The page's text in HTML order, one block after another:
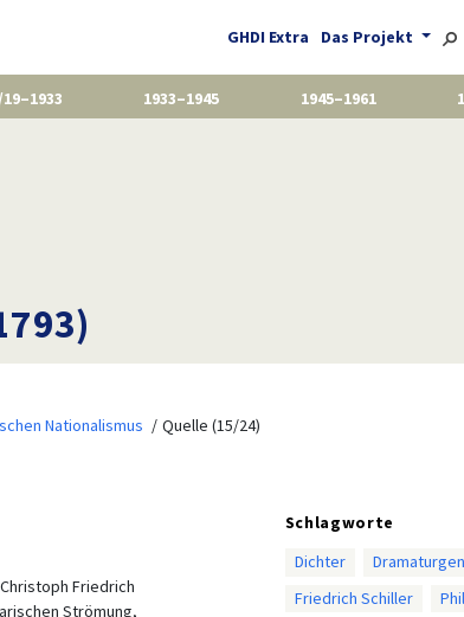
GHDI Extra Das Projekt
1933–1945 1945–1961
Nationalismus
Quelle (15/24)
Friedrich
Strömung,
Schlagworte
Dichter
Dramaturgen
Friedrich Schiller